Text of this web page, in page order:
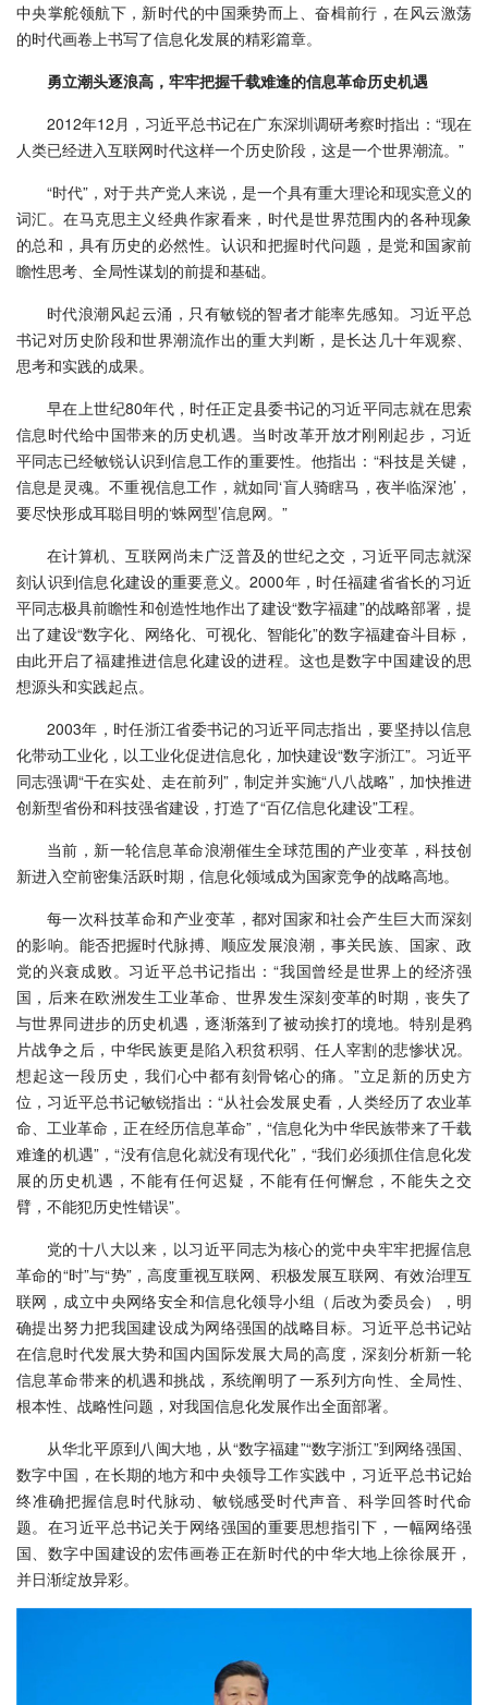
中央掌舵领航下，新时代的中国乘势而上、奋楫前行，在风云激荡
的时代画卷上书写了信息化发展的精彩篇章。
勇立潮头逐浪高，牢牢把握千载难逢的信息革命历史机遇
2012年12月，习近平总书记在广东深圳调研考察时指出：“现在
人类已经进入互联网时代这样一个历史阶段，这是一个世界潮流。”
“时代”，对于共产党人来说，是一个具有重大理论和现实意义的
词汇。在马克思主义经典作家看来，时代是世界范围内的各种现象
的总和，具有历史的必然性。认识和把握时代问题，是党和国家前
瞻性思考、全局性谋划的前提和基础。
时代浪潮风起云涌，只有敏锐的智者才能率先感知。习近平总
书记对历史阶段和世界潮流作出的重大判断，是长达几十年观察、
思考和实践的成果。
早在上世纪80年代，时任正定县委书记的习近平同志就在思索
信息时代给中国带来的历史机遇。当时改革开放才刚刚起步，习近
平同志已经敏锐认识到信息工作的重要性。他指出：“科技是关键，
信息是灵魂。不重视信息工作，就如同‘盲人骑瞎马，夜半临深池’，
要尽快形成耳聪目明的‘蛛网型’信息网。”
在计算机、互联网尚未广泛普及的世纪之交，习近平同志就深
刻认识到信息化建设的重要意义。2000年，时任福建省省长的习近
平同志极具前瞻性和创造性地作出了建设“数字福建”的战略部署，提
出了建设“数字化、网络化、可视化、智能化”的数字福建奋斗目标，
由此开启了福建推进信息化建设的进程。这也是数字中国建设的思
想源头和实践起点。
2003年，时任浙江省委书记的习近平同志指出，要坚持以信息
化带动工业化，以工业化促进信息化，加快建设“数字浙江”。习近平
同志强调“干在实处、走在前列”，制定并实施“八八战略”，加快推进
创新型省份和科技强省建设，打造了“百亿信息化建设”工程。
当前，新一轮信息革命浪潮催生全球范围的产业变革，科技创
新进入空前密集活跃时期，信息化领域成为国家竞争的战略高地。
每一次科技革命和产业变革，都对国家和社会产生巨大而深刻
的影响。能否把握时代脉搏、顺应发展浪潮，事关民族、国家、政
党的兴衰成败。习近平总书记指出：“我国曾经是世界上的经济强
国，后来在欧洲发生工业革命、世界发生深刻变革的时期，丧失了
与世界同进步的历史机遇，逐渐落到了被动挨打的境地。特别是鸦
片战争之后，中华民族更是陷入积贫积弱、任人宰割的悲惨状况。
想起这一段历史，我们心中都有刻骨铭心的痛。”立足新的历史方
位，习近平总书记敏锐指出：“从社会发展史看，人类经历了农业革
命、工业革命，正在经历信息革命”，“信息化为中华民族带来了千载
难逢的机遇”，“没有信息化就没有现代化”，“我们必须抓住信息化发
展的历史机遇，不能有任何迟疑，不能有任何懈怠，不能失之交
臂，不能犯历史性错误”。
党的十八大以来，以习近平同志为核心的党中央牢牢把握信息
革命的“时”与“势”，高度重视互联网、积极发展互联网、有效治理互
联网，成立中央网络安全和信息化领导小组（后改为委员会），明
确提出努力把我国建设成为网络强国的战略目标。习近平总书记站
在信息时代发展大势和国内国际发展大局的高度，深刻分析新一轮
信息革命带来的机遇和挑战，系统阐明了一系列方向性、全局性、
根本性、战略性问题，对我国信息化发展作出全面部署。
从华北平原到八闽大地，从“数字福建”“数字浙江”到网络强国、
数字中国，在长期的地方和中央领导工作实践中，习近平总书记始
终准确把握信息时代脉动、敏锐感受时代声音、科学回答时代命
题。在习近平总书记关于网络强国的重要思想指引下，一幅网络强
国、数字中国建设的宏伟画卷正在新时代的中华大地上徐徐展开，
并日渐绽放异彩。